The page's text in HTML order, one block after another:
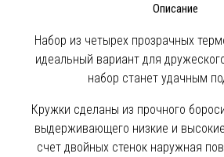
Описание
Набор из четырех прозрачных
идеальный вариант для
набор станет удачным
Кружки сделаны из прочного
выдерживающего низкие и
счет двойных стенок наружная